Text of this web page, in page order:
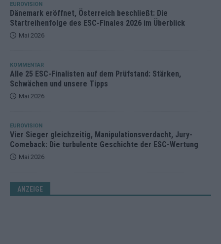
EUROVISION
Dänemark eröffnet, Österreich beschließt: Die
Startreihenfolge des ESC-Finales 2026 im Überblick
Mai 2026
KOMMENTAR
Alle 25 ESC-Finalisten auf dem Prüfstand: Stärken,
Schwächen und unsere Tipps
Mai 2026
EUROVISION
Vier Sieger gleichzeitig, Manipulationsverdacht, Jury-
Comeback: Die turbulente Geschichte der ESC-Wertung
Mai 2026
ANZEIGE